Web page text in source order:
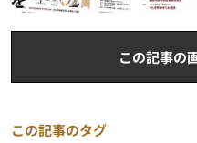
この記事の
この記事のタグ